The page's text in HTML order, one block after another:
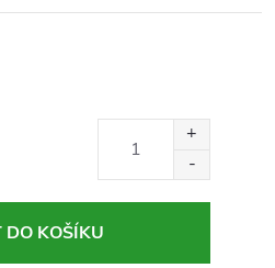
DO KOŠÍKU